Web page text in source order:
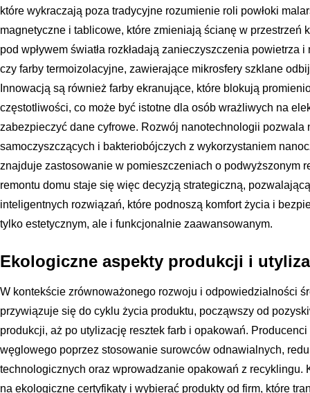
które wykraczają poza tradycyjne rozumienie roli powłoki
magnetyczne i tablicowe, które zmieniają ścianę w przestrzeń
pod wpływem światła rozkładają zanieczyszczenia powietrza
czy farby termoizolacyjne, zawierające mikrosfery szklane
Innowacją są również farby ekranujące, które blokują
częstotliwości, co może być istotne dla osób wrażliwych na
zabezpieczyć dane cyfrowe. Rozwój nanotechnologii pozwala
samoczyszczących i bakteriobójczych z wykorzystaniem
znajduje zastosowanie w pomieszczeniach o podwyższonym
remontu domu staje się więc decyzją strategiczną,
inteligentnych rozwiązań, które podnoszą komfort życia i
tylko estetycznym, ale i funkcjonalnie zaawansowanym.
Ekologiczne aspekty produkcji i
W kontekście zrównoważonego rozwoju i odpowiedzialności
przywiązuje się do cyklu życia produktu, począwszy od
produkcji, aż po utylizację resztek farb i opakowań.
węglowego poprzez stosowanie surowców odnawialnych,
technologicznych oraz wprowadzanie opakowań z recyklingu.
na ekologiczne certyfikaty i wybierać produkty od firm, które